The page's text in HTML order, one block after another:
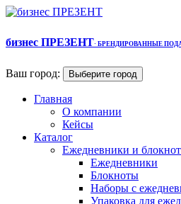
бизнес ПРЕЗЕНТ· БРЕНДИРОВАННЫЕ
Ваш город: Выберите город
Главная
О компании
Кейсы
Каталог
Ежедневники и
Ежедневники
Блокноты
Наборы с
Упаковка для